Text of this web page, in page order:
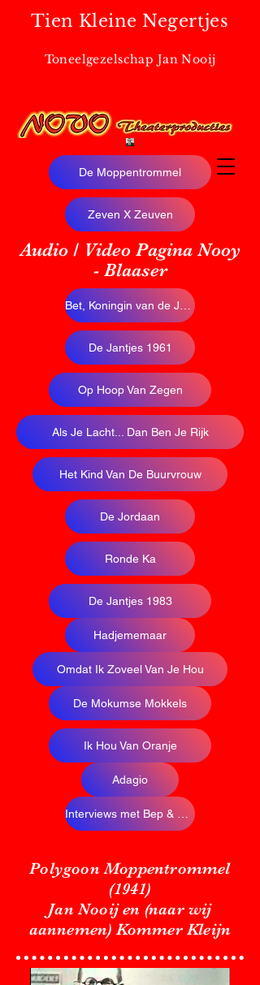
Tien Kleine Negertjes
Toneelgezelschap Jan Nooij
De Moppentrommel
Zeven X Zeuven
Audio / Video Pagina Nooy
- Blaaser
De Jantjes 1961
Op Hoop Van Zegen
Als Je Lacht... Dan Ben Je Rijk
Het Kind Van De Buurvrouw
De Jordaan
Ronde Ka
De Jantjes 1983
Hadjememaar
Omdat Ik Zoveel Van Je Hou
De Mokumse Mokkels
Ik Hou Van Oranje
Adagio
Polygoon Moppentrommel
(1941)
Jan Nooij en (naar wij
aannemen) Kommer Kleijn